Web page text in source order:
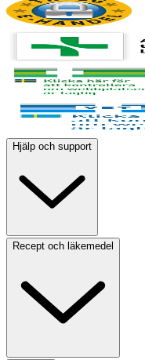
Hjälp och support
Recept och läkemedel